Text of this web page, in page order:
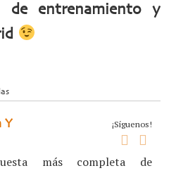
de entrenamiento y
¡Síguenos!
Y
más completa de